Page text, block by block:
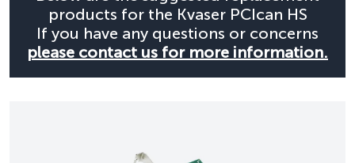
products for the Kvaser PCIcan HS
If you have any questions or concerns
please contact us for more information.